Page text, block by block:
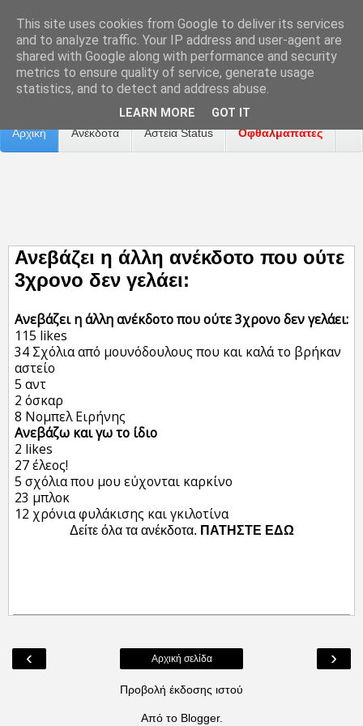
Επικοινωνία Διαφήμιση Αναφορά Προβλήματος
Αρχική Ανέκδοτα Αστεία Status Οφθαλμαπάτες
Ανεβάζει η άλλη ανέκδοτο που ούτε
3χρονο δεν γελάει:
Ανεβάζει η άλλη ανέκδοτο που ούτε 3χρονο δεν γελάει:
115 likes
34 Σχόλια από μουνόδουλους που και καλά το βρήκαν
αστείο
5 αντ
2 όσκαρ
8 Νομπελ Ειρήνης
Ανεβάζω και γω το ίδιο
2 likes
27 έλεος!
5 σχόλια που μου εύχονται καρκίνο
23 μπλοκ
12 χρόνια φυλάκισης και γκιλοτίνα
Δείτε όλα τα ανέκδοτα. ΠΑΤΗΣΤΕ ΕΔΩ
‹ ›
Αρχική σελίδα
Προβολή έκδοσης ιστού
Από το Blogger.
This site uses cookies from Google to deliver its services
and to analyze traffic. Your IP address and user-agent are
shared with Google along with performance and security
metrics to ensure quality of service, generate usage
statistics, and to detect and address abuse.
LEARN MORE GOT IT